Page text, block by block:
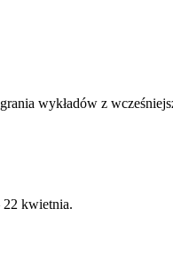
wykładów z
22 kwietnia.